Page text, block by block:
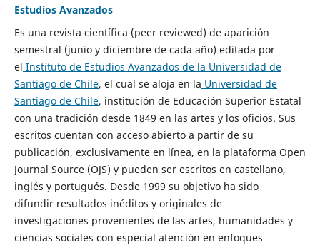
Estudios Avanzados
Es una revista científica (peer reviewed) de aparición
semestral (junio y diciembre de cada año) editada por
el Instituto de Estudios Avanzados de la Universidad de
Santiago de Chile, el cual se aloja en la Universidad de
Santiago de Chile, institución de Educación Superior Estatal
con una tradición desde 1849 en las artes y los oficios. Sus
escritos cuentan con acceso abierto a partir de su
publicación, exclusivamente en línea, en la plataforma Open
Journal Source (OJS) y pueden ser escritos en castellano,
inglés y portugués. Desde 1999 su objetivo ha sido
difundir resultados inéditos y originales de
investigaciones provenientes de las artes, humanidades y
ciencias sociales con especial atención en enfoques